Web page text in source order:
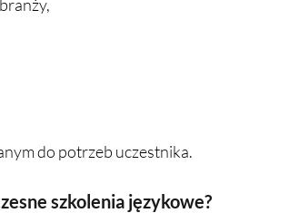
do potrzeb uczestnika.
szkolenia językowe?